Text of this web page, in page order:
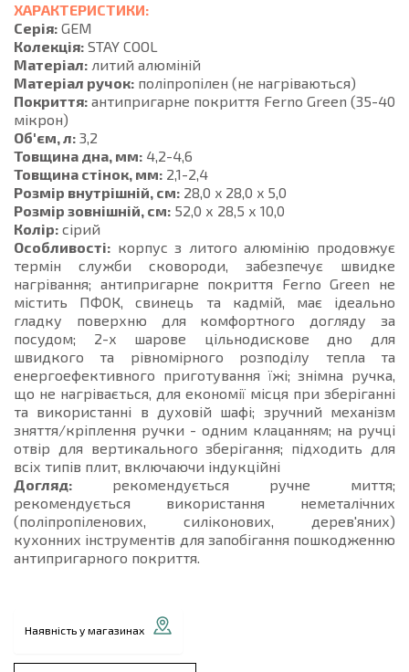
ХАРАКТЕРИСТИКИ:
Серія: GEM
Колекція: STAY COOL
Матеріал: литий алюміній
Матеріал ручок: поліпропілен (не нагріваються)
Покриття: антипригарне покриття Ferno Green (35-40
мікрон)
Об'єм, л: 3,2
Товщина дна, мм: 4,2-4,6
Товщина стінок, мм: 2,1-2,4
Розмір внутрішній, см: 28,0 x 28,0 x 5,0
Розмір зовнішній, см: 52,0 х 28,5 х 10,0
Колір: сірий
Особливості: корпус з литого алюмінію продовжує
термін служби сковороди, забезпечує швидке
нагрівання; антипригарне покриття Ferno Green не
містить ПФОК, свинець та кадмій, має ідеально
гладку поверхню для комфортного догляду за
посудом; 2-х шарове цільнодискове дно для
швидкого та рівномірного розподілу тепла та
енергоефективного приготування їжі; знімна ручка,
що не нагрівається, для економії місця при зберіганні
та використанні в духовій шафі; зручний механізм
зняття/кріплення ручки - одним клацанням; на ручці
отвір для вертикального зберігання; підходить для
всіх типів плит, включаючи індукційні
Догляд: рекомендується ручне миття;
рекомендується використання неметалічних
(поліпропіленових, силіконових, дерев'яних)
кухонних інструментів для запобігання пошкодженню
антипригарного покриття.
Наявність у магазинах